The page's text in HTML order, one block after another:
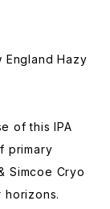
England Hazy
of this IPA
primary
Simcoe Cryo